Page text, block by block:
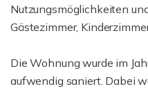
Nutzungsmöglichkeiten
Gästezimmer,
Die Wohnung wurde im
aufwendig saniert. Dabei